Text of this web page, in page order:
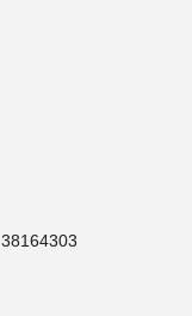
38164303